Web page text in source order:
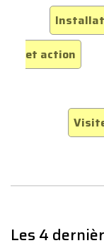
et action
Les 4